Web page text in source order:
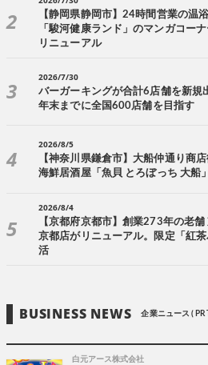
【静岡県静岡市】24時間営業の温
「駿河健康ランド」のマンガコー
リニューアル
2026/7/30
バーガーキングが合計6店舗を新規
年末までに全国600店舗を目指す
2026/8/5
【神奈川県鎌倉市】大船仲通り商店
海鮮居酒屋「魚貝 とろぼっち 大船
2026/8/4
【京都府京都市】創業273年の老
京都店がリニューアル。限定「紅
活
BUSINESS NEWS 企業ニュース ( PR
白元アース株式会社